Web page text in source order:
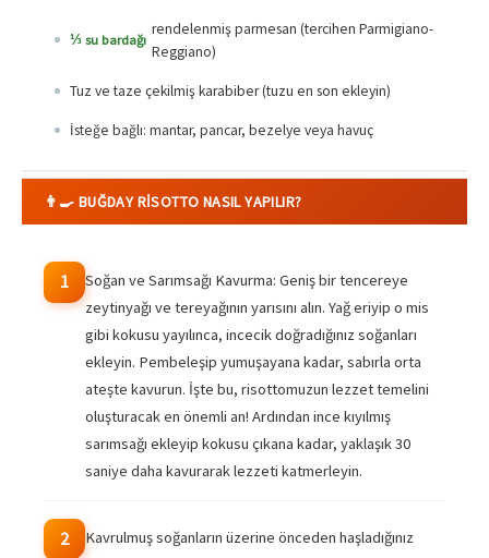
⅓ su bardağı
rendelenmiş parmesan (tercihen Parmigiano-
Reggiano)
Tuz ve taze çekilmiş karabiber (tuzu en son ekleyin)
İsteğe bağlı: mantar, pancar, bezelye veya havuç
👨‍🍳 BUĞDAY RISOTTO NASIL YAPILIR?
1
Soğan ve Sarımsağı Kavurma: Geniş bir tencereye
zeytinyağı ve tereyağının yarısını alın. Yağ eriyip o mis
gibi kokusu yayılınca, incecik doğradığınız soğanları
ekleyin. Pembeleşip yumuşayana kadar, sabırla orta
ateşte kavurun. İşte bu, risottomuzun lezzet temelini
oluşturacak en önemli an! Ardından ince kıyılmış
sarımsağı ekleyip kokusu çıkana kadar, yaklaşık 30
saniye daha kavurarak lezzeti katmerleyin.
2
Kavrulmuş soğanların üzerine önceden haşladığınız